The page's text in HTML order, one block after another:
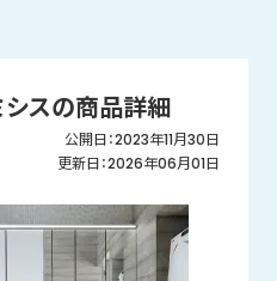
シスの商品詳細
公開日：2023年11月30日
更新日：2026年06月01日